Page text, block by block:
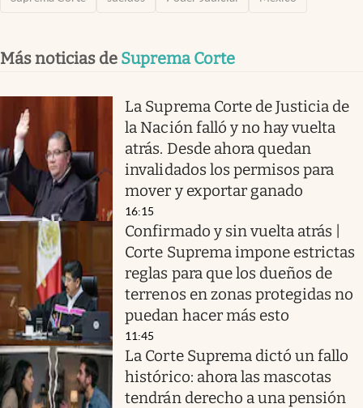
Más noticias de Suprema Corte
La Suprema Corte de Justicia de
la Nación falló y no hay vuelta
atrás. Desde ahora quedan
invalidados los permisos para
mover y exportar ganado
16:15
Confirmado y sin vuelta atrás |
Corte Suprema impone estrictas
reglas para que los dueños de
terrenos en zonas protegidas no
puedan hacer más esto
11:45
La Corte Suprema dictó un fallo
histórico: ahora las mascotas
tendrán derecho a una pensión